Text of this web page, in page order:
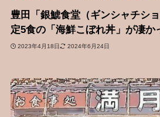
豊田「銀鯱食堂（ギンシャチシ
定5食の「海鮮こぼれ丼」が凄か
2023年4月18日 2024年6月24日